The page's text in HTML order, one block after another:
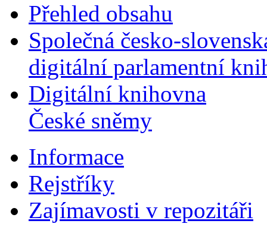
Přehled obsahu
Společná česko-
digitální parlamentní
Digitální knihovna
České sněmy
Informace
Rejstříky
Zajímavosti v repozitáři